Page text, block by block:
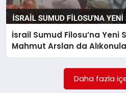
DÜNYA
EKONOMI
İsrail Sumud Filosu’na Yeni
Mahmut Arslan da
Daha fazla